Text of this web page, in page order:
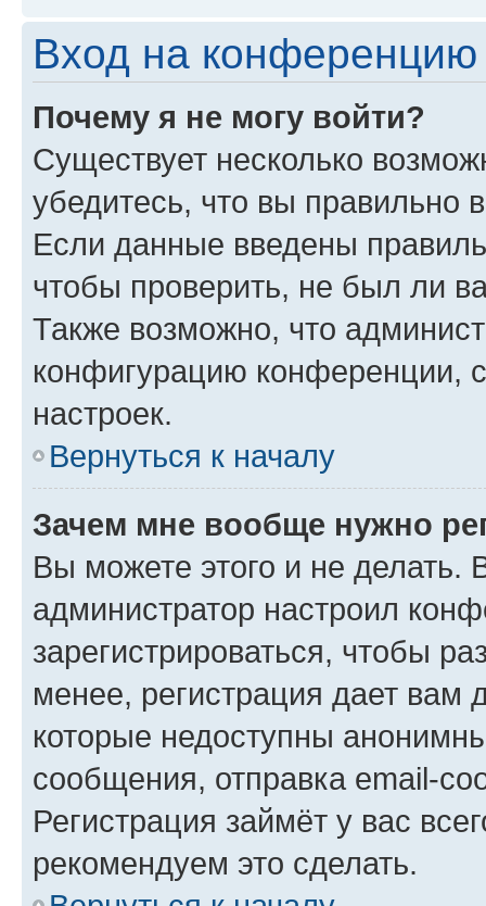
Вход на конференцию
Почему я не могу войти?
Существует несколько
убедитесь, что вы правильно
Если данные введены
чтобы проверить, не был ли
Также возможно, что
конфигурацию конференции,
настроек.
Вернуться к началу
Зачем мне вообще нужно
Вы можете этого и не делать.
администратор настроил
зарегистрироваться, чтобы
менее, регистрация дает вам
которые недоступны
сообщения, отправка email-
Регистрация займёт у вас
рекомендуем это сделать.